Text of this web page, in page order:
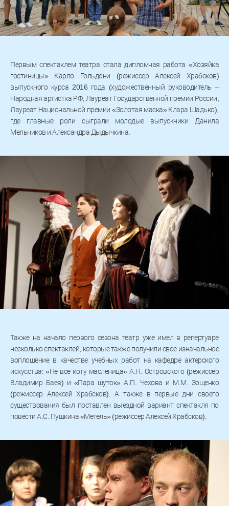
Первым спектаклем театра стала дипломная работа «Хозяйка
гостиницы» Карло Гольдони (режиссер Алексей Храбсков)
выпускного курса 2016 года (художественный руководитель –
Народная артистка РФ, Лауреат Государственной премии России,
Лауреат Национальной премии «Золотая маска» Клара Шадько),
где главные роли сыграли молодые выпускники Данила
Мельников и Александра Дыдычкина.
Также на начало первого сезона театр уже имел в репертуаре
несколько спектаклей, которые также получили свое изначальное
воплощение в качестве учебных работ на кафедре актерского
искусства: «Не все коту масленица» А.Н. Островского (режиссер
Владимир Баев) и «Пара шуток» А.П. Чехова и М.М. Зощенко
(режиссер Алексей Храбсков). А также в первые дни своего
существования был поставлен выездной вариант спектакля по
повести А.С. Пушкина «Метель» (режиссер Алексей Храбсков).